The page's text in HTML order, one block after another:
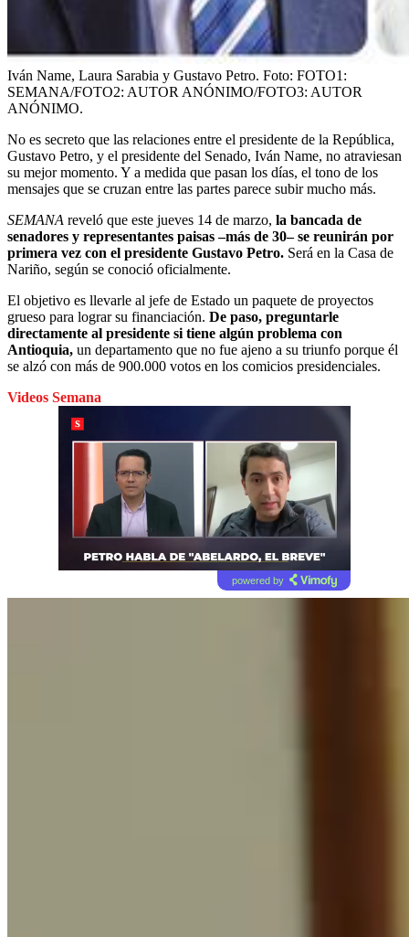
Iván Name, Laura Sarabia y Gustavo Petro. Foto: FOTO1:
SEMANA/FOTO2: AUTOR ANÓNIMO/FOTO3: AUTOR
ANÓNIMO.
No es secreto que las relaciones entre el presidente de la República,
Gustavo Petro, y el presidente del Senado, Iván Name, no atraviesan
su mejor momento. Y a medida que pasan los días, el tono de los
mensajes que se cruzan entre las partes parece subir mucho más.
SEMANA reveló que este jueves 14 de marzo, la bancada de
senadores y representantes paisas –más de 30– se reunirán por
primera vez con el presidente Gustavo Petro. Será en la Casa de
Nariño, según se conoció oficialmente.
El objetivo es llevarle al jefe de Estado un paquete de proyectos
grueso para lograr su financiación. De paso, preguntarle
directamente al presidente si tiene algún problema con
Antioquia, un departamento que no fue ajeno a su triunfo porque él
se alzó con más de 900.000 votos en los comicios presidenciales.
Videos Semana
powered by